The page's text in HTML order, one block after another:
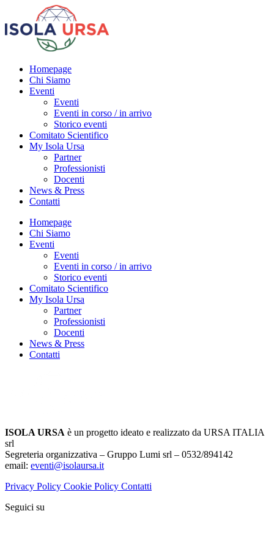
Homepage
Chi Siamo
Eventi
Eventi
Eventi in corso / in arrivo
Storico eventi
Comitato Scientifico
My Isola Ursa
Partner
Professionisti
Docenti
News & Press
Contatti
Homepage
Chi Siamo
Eventi
Eventi
Eventi in corso / in arrivo
Storico eventi
Comitato Scientifico
My Isola Ursa
Partner
Professionisti
Docenti
News & Press
Contatti
ISOLA URSA è un progetto ideato e realizzato da URSA ITALIA
srl
Segreteria organizzativa – Gruppo Lumi srl – 0532/894142
email: eventi@isolaursa.it
Privacy Policy Cookie Policy Contatti
Seguici su